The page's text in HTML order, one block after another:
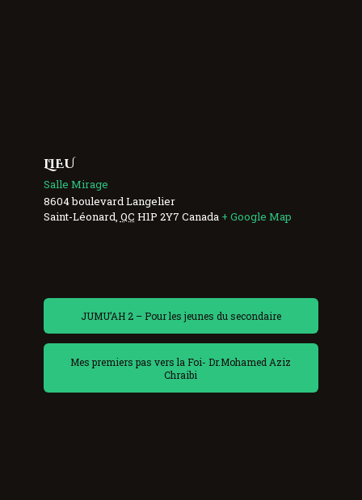
LIEU
Salle Mirage
8604 boulevard Langelier
Saint-Léonard QC H1P 2Y7 Canada + Google Map
JUMU’AH 2 – Pour les jeunes du secondaire
Mes premiers pas vers la Foi- Dr.Mohamed Aziz
Chraibi